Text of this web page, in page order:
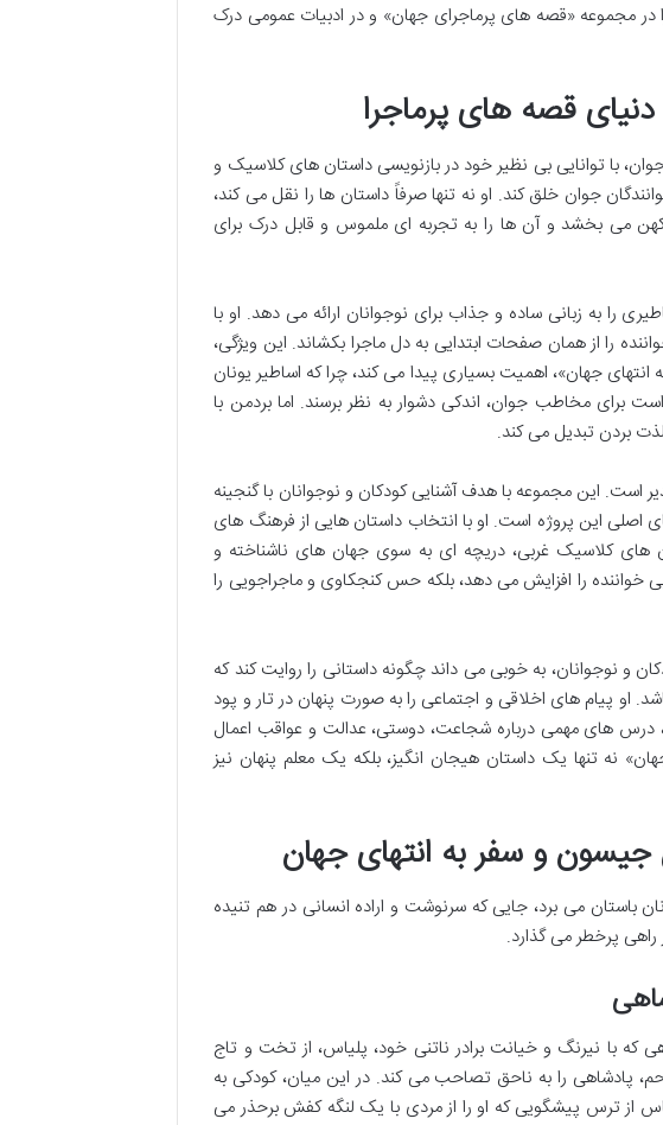
در مجموعه «قصه های پرماجرای جهان» و در ادبیات عمومی درک
دنیای قصه های پرماجرا
با توانایی بی نظیر خود در بازنویسی داستان های کلاسیک و
جوان خلق کند. او نه تنها صرفاً داستان ها را نقل می کند،
کهن می بخشد و آن ها را به تجربه ای ملموس و قابل درک برای
را به زبانی ساده و جذاب برای نوجوانان ارائه می دهد. او با
را از همان صفحات ابتدایی به دل ماجرا بکشاند. این ویژگی،
جهان»، اهمیت بسیاری پیدا می کند، چرا که اساطیر یونان
مخاطب جوان، اندکی دشوار به نظر برسند. اما بردمن با
بردن تبدیل می کند.
این مجموعه با هدف آشنایی کودکان و نوجوانان با گنجینه
این پروژه است. او با انتخاب داستان هایی از فرهنگ های
های کلاسیک غربی، دریچه ای به سوی جهان های ناشناخته و
خواننده را افزایش می دهد، بلکه حس کنجکاوی و ماجراجویی را
و نوجوانان، به خوبی می داند چگونه داستانی را روایت کند که
او پیام های اخلاقی و اجتماعی را به صورت پنهان در تار و پود
درس های مهمی درباره شجاعت، دوستی، عدالت و عواقب اعمال
نه تنها یک داستان هیجان انگیز، بلکه یک معلم پنهان نیز
و سفر به انتهای جهان
باستان می برد، جایی که سرنوشت و اراده انسانی در هم تنیده
پرخطر می گذارد.
که با نیرنگ و خیانت برادر ناتنی خود، پلیاس، از تخت و تاج
پادشاهی را به ناحق تصاحب می کند. در این میان، کودکی به
از ترس پیشگویی که او را از مردی با یک لنگه کفش برحذر می